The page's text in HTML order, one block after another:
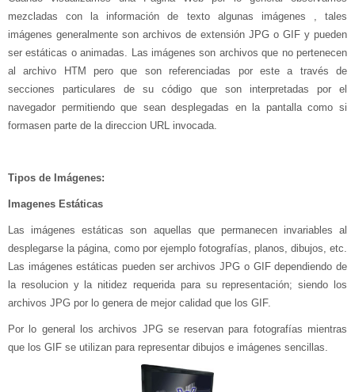
mezcladas con la información de texto algunas imágenes , tales
imágenes generalmente son archivos de extensión JPG o GIF y pueden
ser estáticas o animadas. Las imágenes son archivos que no pertenecen
al archivo HTM pero que son referenciadas por este a través de
secciones particulares de su código que son interpretadas por el
navegador permitiendo que sean desplegadas en la pantalla como si
formasen parte de la direccion URL invocada.
Tipos de Imágenes:
Imagenes Estáticas
Las imágenes estáticas son aquellas que permanecen invariables al
desplegarse la página, como por ejemplo fotografías, planos, dibujos, etc.
Las imágenes estáticas pueden ser archivos JPG o GIF dependiendo de
la resolucion y la nitidez requerida para su representación; siendo los
archivos JPG por lo genera de mejor calidad que los GIF.
Por lo general los archivos JPG se reservan para fotografías mientras
que los GIF se utilizan para representar dibujos e imágenes sencillas.